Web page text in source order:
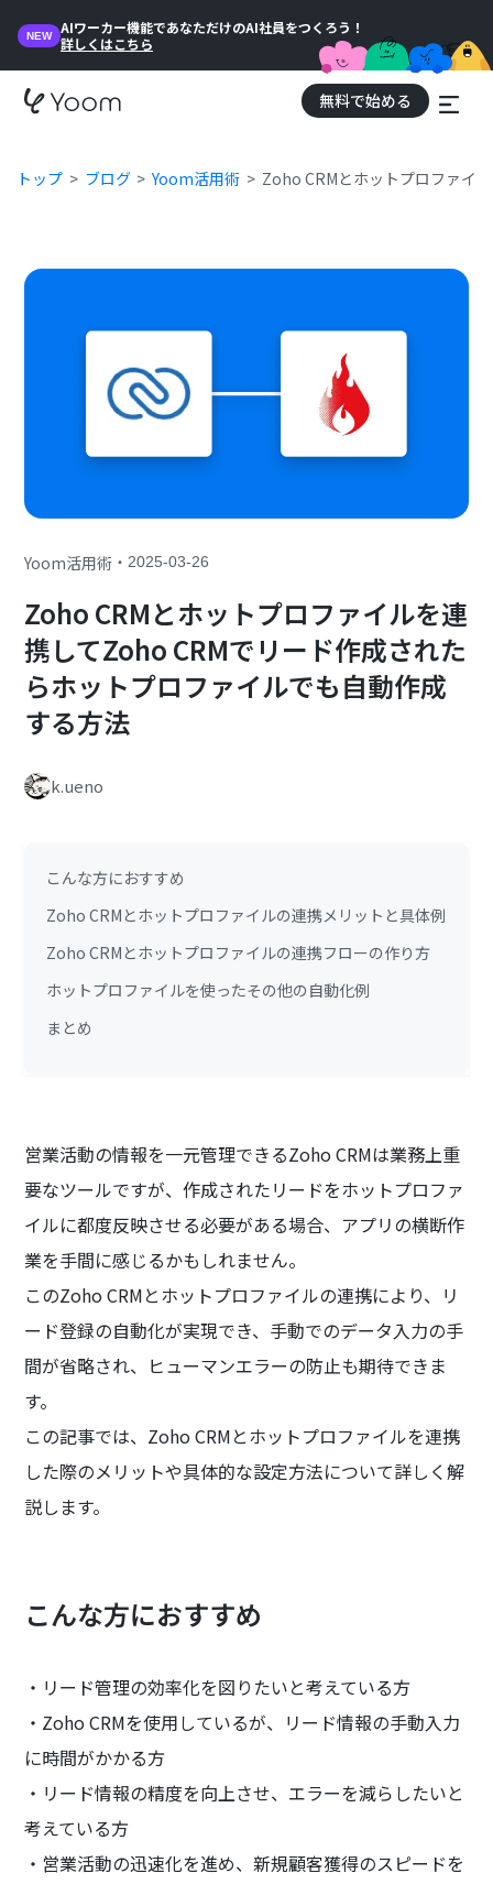
NEW
AIワーカー機能であなただけのAI社員をつくろう！
詳しくはこちら
無料で始める
トップ ブログ Yoom活用術 Zoho CRMとホットプロファイ
Yoom活用術 ・2025-03-26
Zoho CRMとホットプロファイルを連
携してZoho CRMでリード作成された
らホットプロファイルでも自動作成
する方法
k.ueno
こんな方におすすめ
Zoho CRMとホットプロファイルの連携メリットと具体例
Zoho CRMとホットプロファイルの連携フローの作り方
ホットプロファイルを使ったその他の自動化例
まとめ
営業活動の情報を一元管理できるZoho CRMは業務上重
要なツールですが、作成されたリードをホットプロファ
イルに都度反映させる必要がある場合、アプリの横断作
業を手間に感じるかもしれません。
このZoho CRMとホットプロファイルの連携により、リ
ード登録の自動化が実現でき、手動でのデータ入力の手
間が省略され、ヒューマンエラーの防止も期待できま
す。
この記事では、Zoho CRMとホットプロファイルを連携
した際のメリットや具体的な設定方法について詳しく解
説します。
こんな方におすすめ
・リード管理の効率化を図りたいと考えている方
・Zoho CRMを使用しているが、リード情報の手動入力
に時間がかかる方
・リード情報の精度を向上させ、エラーを減らしたいと
考えている方
・営業活動の迅速化を進め、新規顧客獲得のスピードを